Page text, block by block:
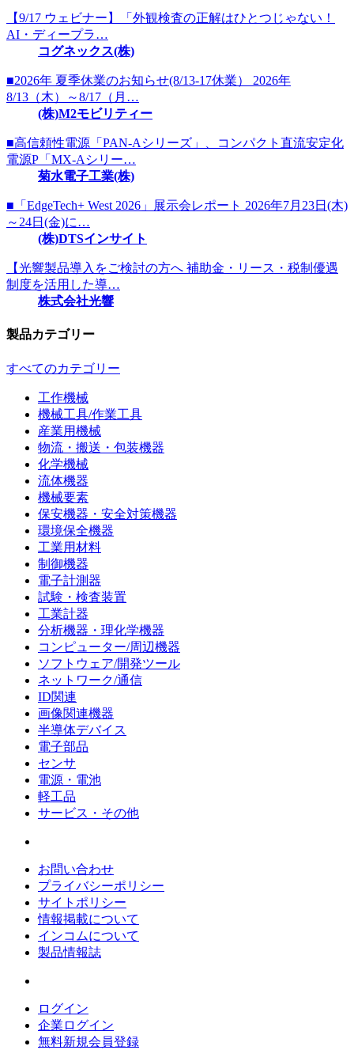
【9/17 ウェビナー】「外観検査の正解はひとつじゃない！
AI・ディープラ…
コグネックス(株)
■2026年 夏季休業のお知らせ(8/13-17休業） 2026年
8/13（木）～8/17（月…
(株)M2モビリティー
■高信頼性電源「PAN-Aシリーズ」、コンパクト直流安定化
電源P「MX-Aシリー…
菊水電子工業(株)
■「EdgeTech+ West 2026」展示会レポート 2026年7月23日(木)
～24日(金)に…
(株)DTSインサイト
【光響製品導入をご検討の方へ 補助金・リース・税制優遇
制度を活用した導…
株式会社光響
製品カテゴリー
すべてのカテゴリー
工作機械
機械工具/作業工具
産業用機械
物流・搬送・包装機器
化学機械
流体機器
機械要素
保安機器・安全対策機器
環境保全機器
工業用材料
制御機器
電子計測器
試験・検査装置
工業計器
分析機器・理化学機器
コンピューター/周辺機器
ソフトウェア/開発ツール
ネットワーク/通信
ID関連
画像関連機器
半導体デバイス
電子部品
センサ
電源・電池
軽工品
サービス・その他
お問い合わせ
プライバシーポリシー
サイトポリシー
情報掲載について
インコムについて
製品情報誌
ログイン
企業ログイン
無料新規会員登録